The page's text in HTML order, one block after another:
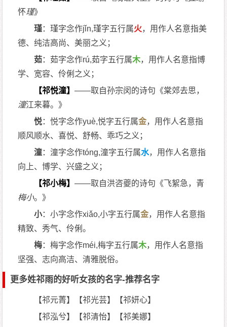
怀瑾》
瑾：瑾字念作jǐn,瑾字五行属火，用作人名意指美
德、纯洁高尚、美丽之义；
茹：茹字念作rú,茹字五行属木，用作人名意指博
学、宽容、伶俐之义；
【祁悦潼】——取自孙宗闵的诗句《棠郊去思，
潼江来暮。》
悦：悦字念作yuè,悦字五行属金，用作人名意指
顺风顺水、喜悦、舒畅、乖巧之义；
潼：潼字念作tóng,潼字五行属水，用作人名意指
向上、博学、兴盛之义；
【祁小梅】——取自洪咨夔的诗句《飞絮急，青
梅小。》
小：小字念作xiǎo,小字五行属金，用作人名意指
精致、秀气、伶俐。
梅：梅字念作méi,梅字五行属木，用作人名意指
坚强、志向高洁、清雅脱俗。
更多姓祁雨的好听女孩的名字-推荐名字
【祁元菁】【祁光芸】【祁妍心】
【祁泓兮】【祁清怡】【祁美娜】